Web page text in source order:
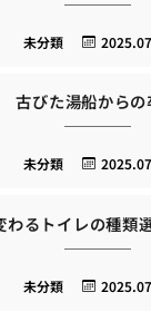
未分類
古びた湯船からの
未分類
わるトイレの種類
未分類